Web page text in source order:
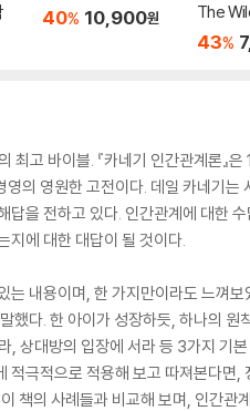
40% 10,900원
The
국판)
43%
최고 바이블. 『카네기 인간관계론
의 영원한 고전이다. 데일 카네기
답을 전하고 있다. 인간관계에 대한
지에 대한 대답이 될 것이다.
는 내용이며, 한 가지만이라도 느껴
했다. 한 아이가 성장하듯, 하나의
, 상대방의 입장에 서라 등 3가지 기
적극적으로 적용해 보고 따져본다
책의 사례들과 비교해 보며, 인간